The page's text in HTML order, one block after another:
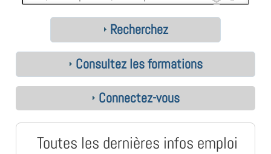
Recherchez
Consultez les formations
Connectez-vous
Toutes les dernières infos emploi